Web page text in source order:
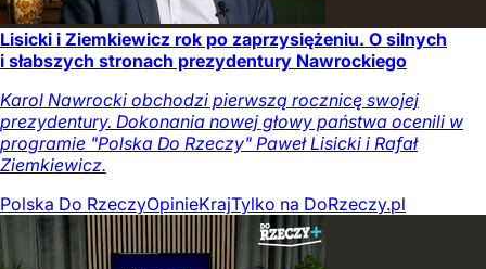
Lisicki i Ziemkiewicz rok po zaprzysiężeniu. O silnych
i słabszych stronach prezydentury Nawrockiego
Karol Nawrocki obchodzi pierwszą rocznicę swojej
prezydentury. Dokonania nowej głowy państwa ocenili w
programie "Polska Do Rzeczy" Paweł Lisicki i Rafał
Ziemkiewicz.
Polska Do RzeczyOpinieKrajTylko na DoRzeczy.pl